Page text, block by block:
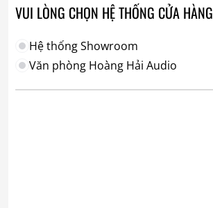
VUI LÒNG CHỌN HỆ THỐNG CỬA HÀNG
Hệ thống Showroom
Văn phòng Hoàng Hải Audio